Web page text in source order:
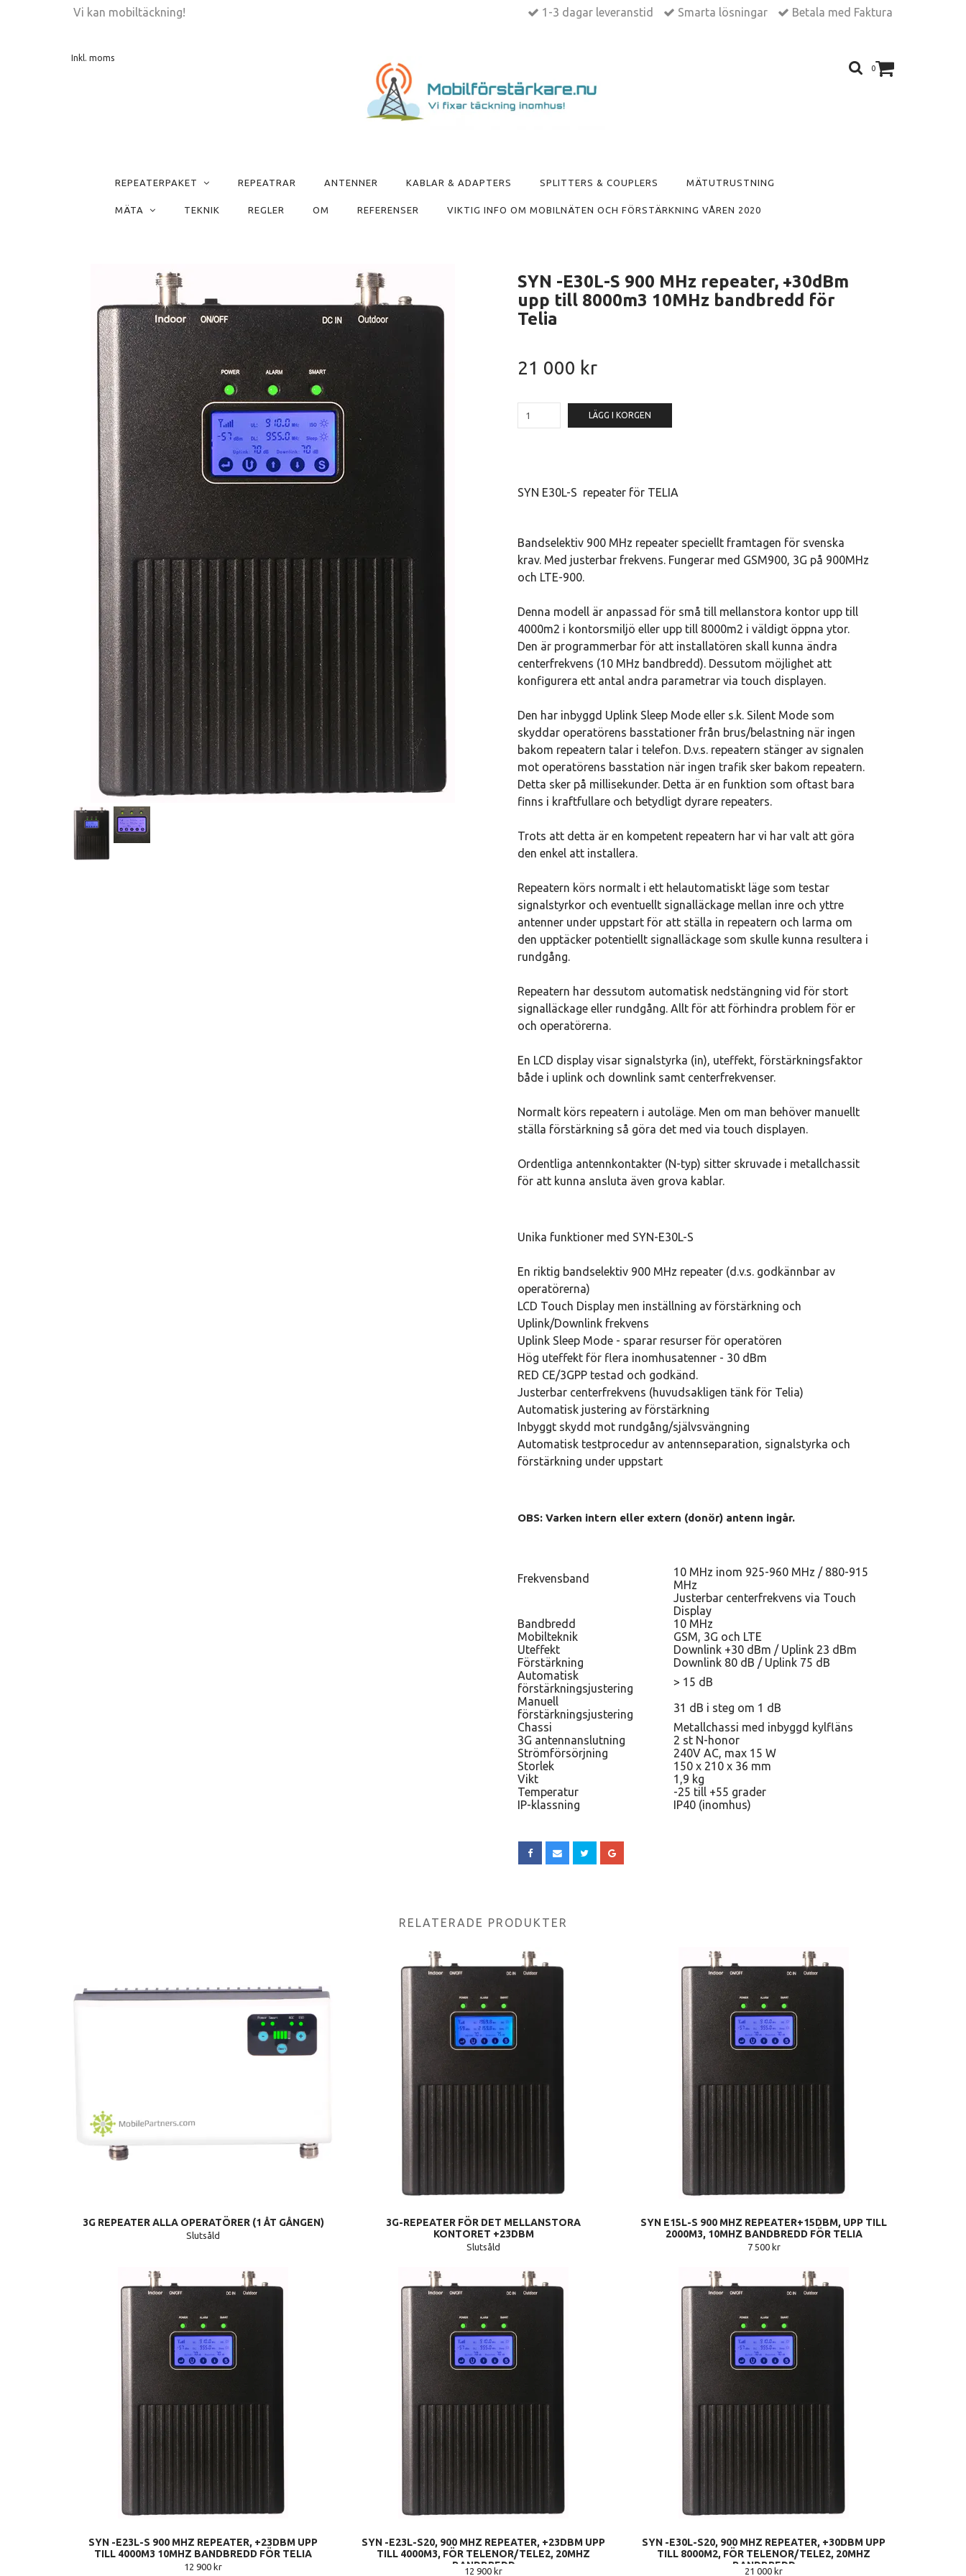
Vi kan mobiltäckning! 1-3 dagar leveranstid Smarta lösningar Betala med Faktura
0
Inkl. moms
REPEATERPAKET REPEATRAR ANTENNER KABLAR & ADAPTERS SPLITTERS & COUPLERS MÄTUTRUSTNING
MÄTA TEKNIK REGLER OM REFERENSER VIKTIG INFO OM MOBILNÄTEN OCH FÖRSTÄRKNING VÅREN 2020
SYN -E30L-S 900 MHz repeater, +30dBm
upp till 8000m3 10MHz bandbredd för
Telia
21 000 kr
LÄGG I KORGEN
SYN E30L-S repeater för TELIA
Bandselektiv 900 MHz repeater speciellt framtagen för svenska
krav. Med justerbar frekvens. Fungerar med GSM900, 3G på 900MHz
och LTE-900.
Denna modell är anpassad för små till mellanstora kontor upp till
4000m2 i kontorsmiljö eller upp till 8000m2 i väldigt öppna ytor.
Den är programmerbar för att installatören skall kunna ändra
centerfrekvens (10 MHz bandbredd). Dessutom möjlighet att
konfigurera ett antal andra parametrar via touch displayen.
Den har inbyggd Uplink Sleep Mode eller s.k. Silent Mode som
skyddar operatörens basstationer från brus/belastning när ingen
bakom repeatern talar i telefon. D.v.s. repeatern stänger av signalen
mot operatörens basstation när ingen trafik sker bakom repeatern.
Detta sker på millisekunder. Detta är en funktion som oftast bara
finns i kraftfullare och betydligt dyrare repeaters.
Trots att detta är en kompetent repeatern har vi har valt att göra
den enkel att installera.
Repeatern körs normalt i ett helautomatiskt läge som testar
signalstyrkor och eventuellt signalläckage mellan inre och yttre
antenner under uppstart för att ställa in repeatern och larma om
den upptäcker potentiellt signalläckage som skulle kunna resultera i
rundgång.
Repeatern har dessutom automatisk nedstängning vid för stort
signalläckage eller rundgång. Allt för att förhindra problem för er
och operatörerna.
En LCD display visar signalstyrka (in), uteffekt, förstärkningsfaktor
både i uplink och downlink samt centerfrekvenser.
Normalt körs repeatern i autoläge. Men om man behöver manuellt
ställa förstärkning så göra det med via touch displayen.
Ordentliga antennkontakter (N-typ) sitter skruvade i metallchassit
för att kunna ansluta även grova kablar.
Unika funktioner med SYN-E30L-S
En riktig bandselektiv 900 MHz repeater (d.v.s. godkännbar av
operatörerna)
LCD Touch Display men inställning av förstärkning och
Uplink/Downlink frekvens
Uplink Sleep Mode - sparar resurser för operatören
Hög uteffekt för flera inomhusatenner - 30 dBm
RED CE/3GPP testad och godkänd.
Justerbar centerfrekvens (huvudsakligen tänk för Telia)
Automatisk justering av förstärkning
Inbyggt skydd mot rundgång/självsvängning
Automatisk testprocedur av antennseparation, signalstyrka och
förstärkning under uppstart
OBS: Varken intern eller extern (donör) antenn ingår.
Frekvensband
10 MHz inom 925-960 MHz / 880-915
MHz
Justerbar centerfrekvens via Touch
Display
Bandbredd
10 MHz
Mobilteknik
GSM, 3G och LTE
Uteffekt
Downlink +30 dBm / Uplink 23 dBm
Förstärkning
Downlink 80 dB / Uplink 75 dB
Automatisk
förstärkningsjustering
> 15 dB
Manuell
förstärkningsjustering
31 dB i steg om 1 dB
Chassi
Metallchassi med inbyggd kylfläns
3G antennanslutning
2 st N-honor
Strömförsörjning
240V AC, max 15 W
Storlek
150 x 210 x 36 mm
Vikt
1,9 kg
Temperatur
-25 till +55 grader
IP-klassning
IP40 (inomhus)
RELATERADE PRODUKTER
3G REPEATER ALLA OPERATÖRER (1 ÅT GÅNGEN)
Slutsåld
3G-REPEATER FÖR DET MELLANSTORA
KONTORET +23DBM
Slutsåld
SYN E15L-S 900 MHZ REPEATER+15DBM, UPP TILL
2000M3, 10MHZ BANDBREDD FÖR TELIA
7 500 kr
SYN -E23L-S 900 MHZ REPEATER, +23DBM UPP
TILL 4000M3 10MHZ BANDBREDD FÖR TELIA
12 900 kr
SYN -E23L-S20, 900 MHZ REPEATER, +23DBM UPP
TILL 4000M3, FÖR TELENOR/TELE2, 20MHZ
BANDBREDD
12 900 kr
SYN -E30L-S20, 900 MHZ REPEATER, +30DBM UPP
TILL 8000M2, FÖR TELENOR/TELE2, 20MHZ
BANDBREDD
21 000 kr